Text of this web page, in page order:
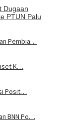
Pembia…
K…
Posit…
BNN Po…